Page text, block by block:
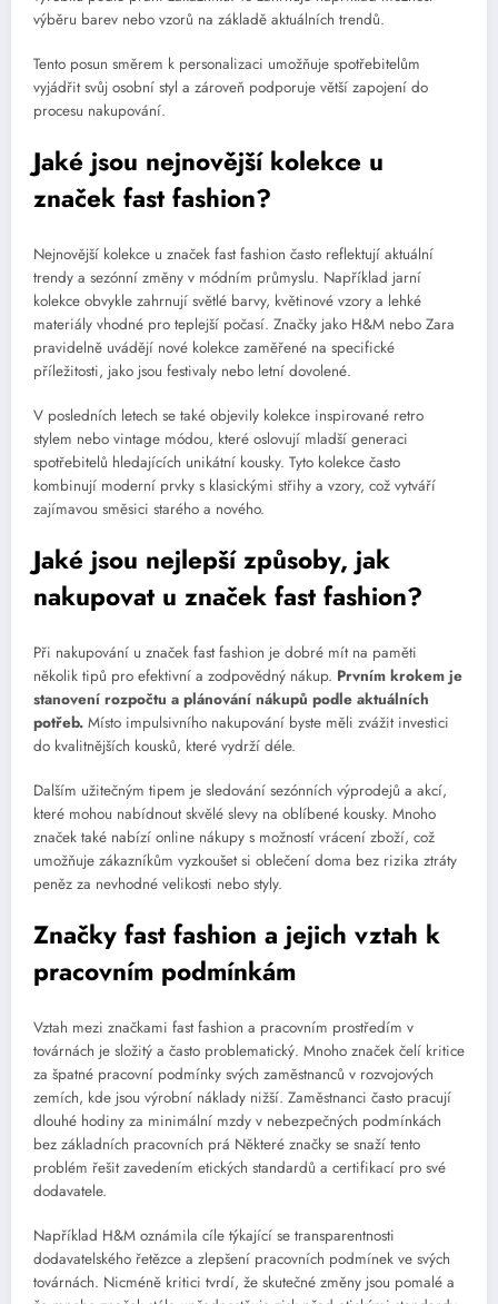
výběru barev nebo vzorů na základě aktuálních trendů.
Tento posun směrem k personalizaci umožňuje spotřebitelům
vyjádřit svůj osobní styl a zároveň podporuje větší zapojení do
procesu nakupování.
Jaké jsou nejnovější kolekce u
značek fast fashion?
Nejnovější kolekce u značek fast fashion často reflektují aktuální
trendy a sezónní změny v módním průmyslu. Například jarní
kolekce obvykle zahrnují světlé barvy, květinové vzory a lehké
materiály vhodné pro teplejší počasí. Značky jako H&M nebo Zara
pravidelně uvádějí nové kolekce zaměřené na specifické
příležitosti, jako jsou festivaly nebo letní dovolené.
V posledních letech se také objevily kolekce inspirované retro
stylem nebo vintage módou, které oslovují mladší generaci
spotřebitelů hledajících unikátní kousky. Tyto kolekce často
kombinují moderní prvky s klasickými střihy a vzory, což vytváří
zajímavou směsici starého a nového.
Jaké jsou nejlepší způsoby, jak
nakupovat u značek fast fashion?
Při nakupování u značek fast fashion je dobré mít na paměti
několik tipů pro efektivní a zodpovědný nákup. Prvním krokem je
stanovení rozpočtu a plánování nákupů podle aktuálních
potřeb. Místo impulsivního nakupování byste měli zvážit investici
do kvalitnějších kousků, které vydrží déle.
Dalším užitečným tipem je sledování sezónních výprodejů a akcí,
které mohou nabídnout skvělé slevy na oblíbené kousky. Mnoho
značek také nabízí online nákupy s možností vrácení zboží, což
umožňuje zákazníkům vyzkoušet si oblečení doma bez rizika ztráty
peněz za nevhodné velikosti nebo styly.
Značky fast fashion a jejich vztah k
pracovním podmínkám
Vztah mezi značkami fast fashion a pracovním prostředím v
továrnách je složitý a často problematický. Mnoho značek čelí kritice
za špatné pracovní podmínky svých zaměstnanců v rozvojových
zemích, kde jsou výrobní náklady nižší. Zaměstnanci často pracují
dlouhé hodiny za minimální mzdy v nebezpečných podmínkách
bez základních pracovních prá Některé značky se snaží tento
problém řešit zavedením etických standardů a certifikací pro své
dodavatele.
Například H&M oznámila cíle týkající se transparentnosti
dodavatelského řetězce a zlepšení pracovních podmínek ve svých
továrnách. Nicméně kritici tvrdí, že skutečné změny jsou pomalé a